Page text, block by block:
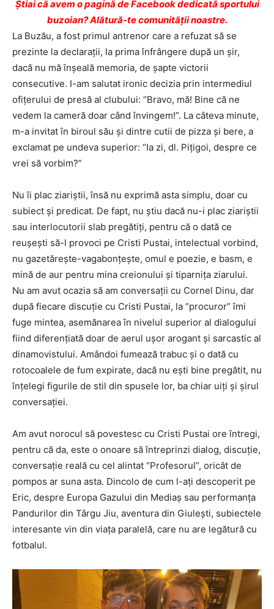
Ştiai că avem o pagină de Facebook dedicată sportului
buzoian? Alătură-te comunității noastre.
La Buzău, a fost primul antrenor care a refuzat să se
prezinte la declaraţii, la prima înfrângere după un şir,
dacă nu mă înşeală memoria, de şapte victorii
consecutive. I-am salutat ironic decizia prin intermediul
ofiţerului de presă al clubului: “Bravo, mă! Bine că ne
vedem la cameră doar când învingem!”. La câteva minute,
m-a invitat în biroul său şi dintre cutii de pizza şi bere, a
exclamat pe undeva superior: “Ia zi, dl. Piţigoi, despre ce
vrei să vorbim?”
Nu îi plac ziariştii, însă nu exprimă asta simplu, doar cu
subiect şi predicat. De fapt, nu ştiu dacă nu-i plac ziariştii
sau interlocutorii slab pregătiţi, pentru că o dată ce
reuşeşti să-l provoci pe Cristi Pustai, intelectual vorbind,
nu gazetăreşte-vagabonţeşte, omul e poezie, e basm, e
mină de aur pentru mina creionului şi tiparniţa ziarului.
Nu am avut ocazia să am conversaţii cu Cornel Dinu, dar
după fiecare discuţie cu Cristi Pustai, la “procuror” îmi
fuge mintea, asemănarea în nivelul superior al dialogului
fiind diferenţiată doar de aerul uşor arogant şi sarcastic al
dinamovistului. Amândoi fumează trabuc şi o dată cu
rotocoalele de fum expirate, dacă nu eşti bine pregătit, nu
înţelegi figurile de stil din spusele lor, ba chiar uiţi şi şirul
conversaţiei.
Am avut norocul să povestesc cu Cristi Pustai ore întregi,
pentru că da, este o onoare să întreprinzi dialog, discuţie,
conversaţie reală cu cel alintat “Profesorul”, oricât de
pompos ar suna asta. Dincolo de cum l-aţi descoperit pe
Eric, despre Europa Gazului din Mediaş sau performanţa
Pandurilor din Târgu Jiu, aventura din Giuleşti, subiectele
interesante vin din viaţa paralelă, care nu are legătură cu
fotbalul.